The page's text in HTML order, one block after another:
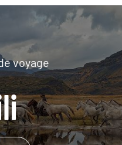
voyage